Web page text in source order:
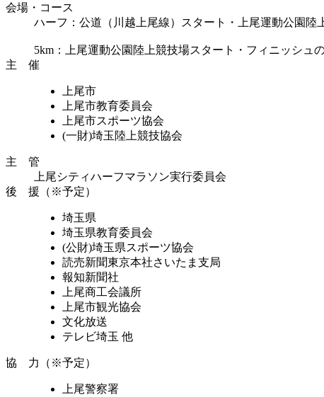
会場・コース
ハーフ：公道（川越上尾線）スタート・上尾運動公園陸
5km：上尾運動公園陸上競技場スタート・フィニッシュ
主 催
上尾市
上尾市教育委員会
上尾市スポーツ協会
(一財)埼玉陸上競技協会
主 管
上尾シティハーフマラソン実行委員会
後 援（※予定）
埼玉県
埼玉県教育委員会
(公財)埼玉県スポーツ協会
読売新聞東京本社さいたま支局
報知新聞社
上尾商工会議所
上尾市観光協会
文化放送
テレビ埼玉 他
協 力（※予定）
上尾警察署